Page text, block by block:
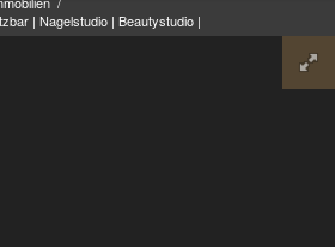
| Nagelstudio | Beautystudio |